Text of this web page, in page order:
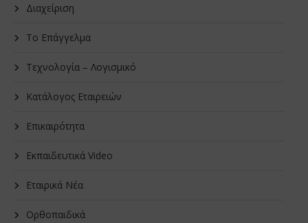
Διαχείριση
Το Επάγγελμα
Τεχνολογία – Λογισμικό
Κατάλογος Εταιρειών
Επικαιρότητα
Εκπαιδευτικά Video
Εταιρικά Νέα
Oρθοπαιδικά